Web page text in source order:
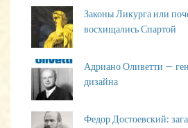
Законы Ликурга или
восхищались Спартой
Адриано Оливетти —
дизайна
Федор Достоевский: